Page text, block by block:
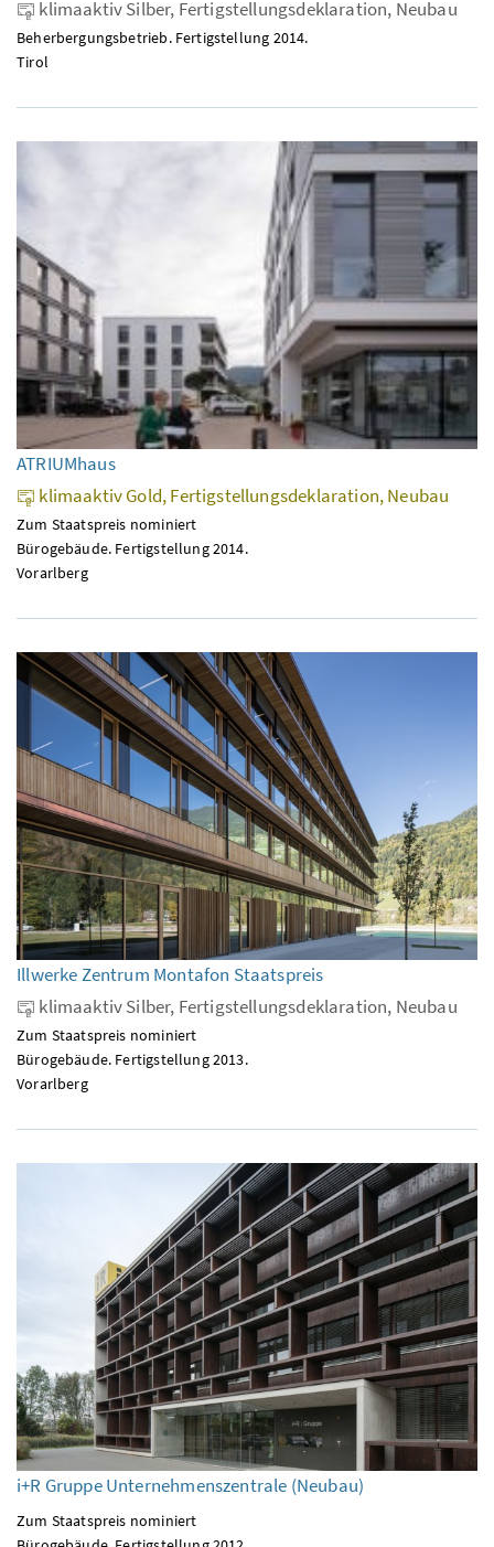
klimaaktiv Silber, Fertigstellungsdeklaration, Neubau
Beherbergungsbetrieb. Fertigstellung 2014.
Tirol
ATRIUMhaus
klimaaktiv Gold, Fertigstellungsdeklaration, Neubau
Zum Staatspreis nominiert
Bürogebäude. Fertigstellung 2014.
Vorarlberg
Illwerke Zentrum Montafon Staatspreis
klimaaktiv Silber, Fertigstellungsdeklaration, Neubau
Zum Staatspreis nominiert
Bürogebäude. Fertigstellung 2013.
Vorarlberg
i+R Gruppe Unternehmenszentrale (Neubau)
Zum Staatspreis nominiert